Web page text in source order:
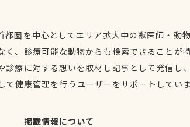
都圏を中心としてエリア拡大中の獣医師・動
く、診療可能な動物からも検索できることが
診療に対する想いを取材し記事として発信し
て健康管理を行うユーザーをサポートしてい
掲載情報について